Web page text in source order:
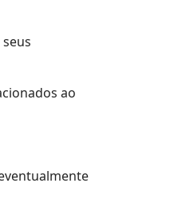
ao